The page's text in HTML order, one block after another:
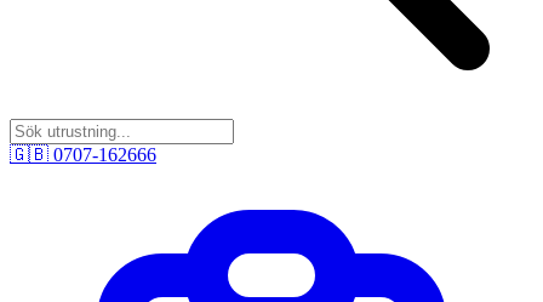
🇬🇧 0707-162666